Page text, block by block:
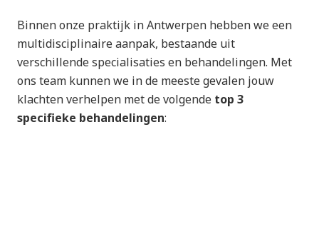
Binnen onze praktijk in Antwerpen hebben we een
multidisciplinaire aanpak, bestaande uit
verschillende specialisaties en behandelingen. Met
ons team kunnen we in de meeste gevalen jouw
klachten verhelpen met de volgende top 3
specifieke behandelingen: